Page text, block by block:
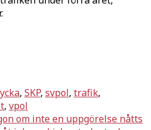
, SKP, svpol, trafik,
, vpol
om inte en uppgörelse nåtts